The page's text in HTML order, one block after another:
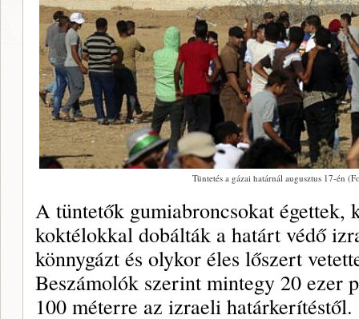
Tüntetés a gázai határnál augusztus 17-én
A tüntetők gumiabroncsokat égettek,
koktélokkal dobálták a határt védő
könnygázt és olykor éles lőszert
Beszámolók szerint mintegy 20 ezer
100 méterre az izraeli határkerítéstől.